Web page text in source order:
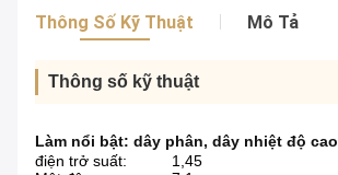
Thông Số Kỹ Thuật Mô Tả
Thông số kỹ thuật
Làm nổi bật: dây phân, dây nhiệt độ cao
điện trở suất:
1,45